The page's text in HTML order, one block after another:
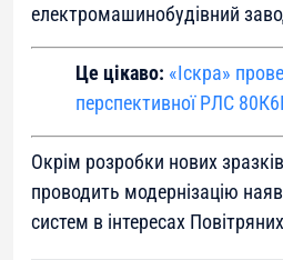
електромашинобудівний
Це цікаво: «Іскра»
перспективної РЛС
Окрім розробки нових
проводить модернізацію
систем в інтересах